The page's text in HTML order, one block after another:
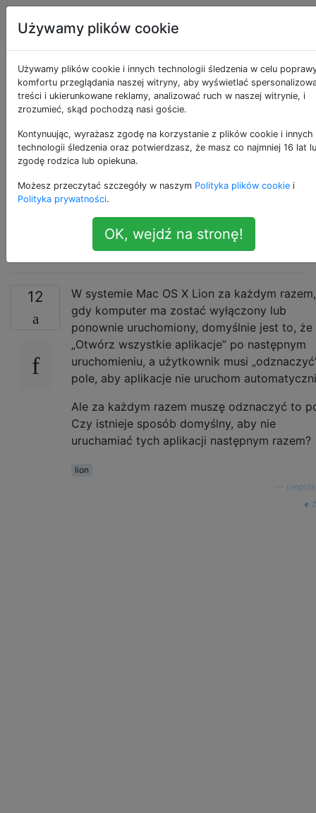
Apple Tagi
Jak domyślnie
ustawić opcję „Nie
otwieraj ponownie
wszystkich aplikacji”
w systemie Mac OS X
12
W systemie Mac OS X Lion za każdym razem,
gdy komputer ma zostać wyłączony lub
ponownie uruchomiony, domyślnie jest to, że
„Otwórz wszystkie aplikacje” po następnym
uruchomieniu, a użytkownik musi
pole, aby aplikacje nie uruchom
Ale za każdym razem muszę odznaczyć to
Czy istnieje sposób domyślny, aby nie
uruchamiać tych aplikacji następnym razem?
lion
Używamy plików cookie
Używamy plików cookie i innych technologii śledzenia w celu
komfortu przeglądania naszej witryny, aby wyświetlać
treści i ukierunkowane reklamy, analizować ruch w naszej witrynie, i
zrozumieć, skąd pochodzą nasi goście.
Kontynuując, wyrażasz zgodę na korzystanie z plików cookie i innych
technologii śledzenia oraz potwierdzasz, że masz co najmniej 16 lat
zgodę rodzica lub opiekuna.
Możesz przeczytać szczegóły w naszym Polityka plików cookie i
Polityka prywatności.
OK, wejdź na stronę!